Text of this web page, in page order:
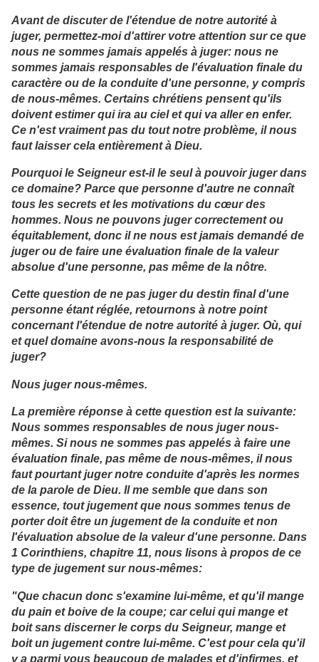
Avant de discuter de l'étendue de notre autorité à
juger, permettez-moi d'attirer votre attention sur ce que
nous ne sommes jamais appelés à juger: nous ne
sommes jamais responsables de l'évaluation finale du
caractère ou de la conduite d'une personne, y compris
de nous-mêmes. Certains chrétiens pensent qu'ils
doivent estimer qui ira au ciel et qui va aller en enfer.
Ce n'est vraiment pas du tout notre problème, il nous
faut laisser cela entièrement à Dieu.
Pourquoi le Seigneur est-il le seul à pouvoir juger dans
ce domaine? Parce que personne d'autre ne connaît
tous les secrets et les motivations du cœur des
hommes. Nous ne pouvons juger correctement ou
équitablement, donc il ne nous est jamais demandé de
juger ou de faire une évaluation finale de la valeur
absolue d'une personne, pas même de la nôtre.
Cette question de ne pas juger du destin final d'une
personne étant réglée, retournons à notre point
concernant l'étendue de notre autorité à juger. Où, qui
et quel domaine avons-nous la responsabilité de
juger?
Nous juger nous-mêmes.
La première réponse à cette question est la suivante:
Nous sommes responsables de nous juger nous-
mêmes. Si nous ne sommes pas appelés à faire une
évaluation finale, pas même de nous-mêmes, il nous
faut pourtant juger notre conduite d'après les normes
de la parole de Dieu. Il me semble que dans son
essence, tout jugement que nous sommes tenus de
porter doit être un jugement de la conduite et non
l'évaluation absolue de la valeur d'une personne. Dans
1 Corinthiens, chapitre 11, nous lisons à propos de ce
type de jugement sur nous-mêmes:
"Que chacun donc s'examine lui-même, et qu'il mange
du pain et boive de la coupe; car celui qui mange et
boit sans discerner le corps du Seigneur, mange et
boit un jugement contre lui-même. C'est pour cela qu'il
y a parmi vous beaucoup de malades et d'infirmes, et